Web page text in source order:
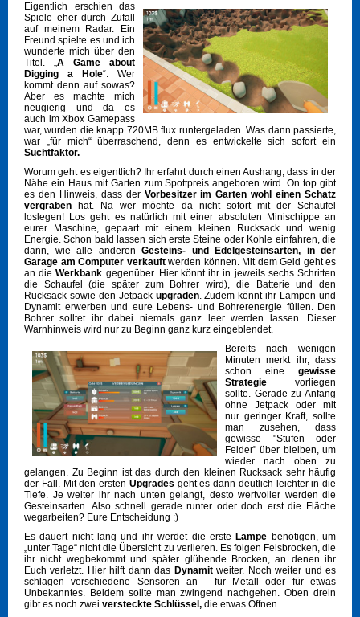
Eigentlich erschien das
Spiele eher durch Zufall
auf meinem Radar. Ein
Freund spielte es und ich
wunderte mich über den
Titel. „A Game about
Digging a Hole“. Wer
kommt denn auf sowas?
Aber es machte mich
neugierig und da es
auch im Xbox Gamepass
war, wurden die knapp 720MB flux runtergeladen. Was dann passierte,
war „für mich“ überraschend, denn es entwickelte sich sofort ein
Suchtfaktor.
Worum geht es eigentlich? Ihr erfahrt durch einen Aushang, dass in der
Nähe ein Haus mit Garten zum Spottpreis angeboten wird. On top gibt
es den Hinweis, dass der Vorbesitzer im Garten wohl einen Schatz
vergraben hat. Na wer möchte da nicht sofort mit der Schaufel
loslegen! Los geht es natürlich mit einer absoluten Minischippe an
eurer Maschine, gepaart mit einem kleinen Rucksack und wenig
Energie. Schon bald lassen sich erste Steine oder Kohle einfahren, die
dann, wie alle anderen Gesteins- und Edelgesteinsarten, in der
Garage am Computer verkauftwerden können. Mit dem Geld geht es
an dieWerkbank gegenüber. Hier könnt ihr in jeweils sechs Schritten
die Schaufel (die später zum Bohrer wird), die Batterie und den
Rucksack sowie den Jetpack upgraden. Zudem könnt ihr Lampen und
Dynamit erwerben und eure Lebens- und Bohrerenergie füllen. Den
Bohrer solltet ihr dabei niemals ganz leer werden lassen. Dieser
Warnhinweis wird nur zu Beginn ganz kurz eingeblendet.
Bereits nach wenigen
Minuten merkt ihr, dass
schon eine gewisse
Strategie vorliegen
sollte. Gerade zu Anfang
ohne Jetpack oder mit
nur geringer Kraft, sollte
man zusehen, dass
gewisse "Stufen oder
Felder" über bleiben, um
wieder nach oben zu
gelangen. Zu Beginn ist das durch den kleinen Rucksack sehr häufig
der Fall. Mit den ersten Upgrades geht es dann deutlich leichter in die
Tiefe. Je weiter ihr nach unten gelangt, desto wertvoller werden die
Gesteinsarten. Also schnell gerade runter oder doch erst die Fläche
wegarbeiten? Eure Entscheidung ;)
Es dauert nicht lang und ihr werdet die erste Lampe benötigen, um
„unter Tage“ nicht die Übersicht zu verlieren. Es folgen Felsbrocken, die
ihr nicht wegbekommt und später glühende Brocken, an denen ihr
Euch verletzt. Hier hilft dann das Dynamitweiter. Noch weiter und es
schlagen verschiedene Sensoren an - für Metall oder für etwas
Unbekanntes. Beidem sollte man zwingend nachgehen. Oben drein
gibt es noch zwei versteckte Schlüssel, die etwas Öffnen.